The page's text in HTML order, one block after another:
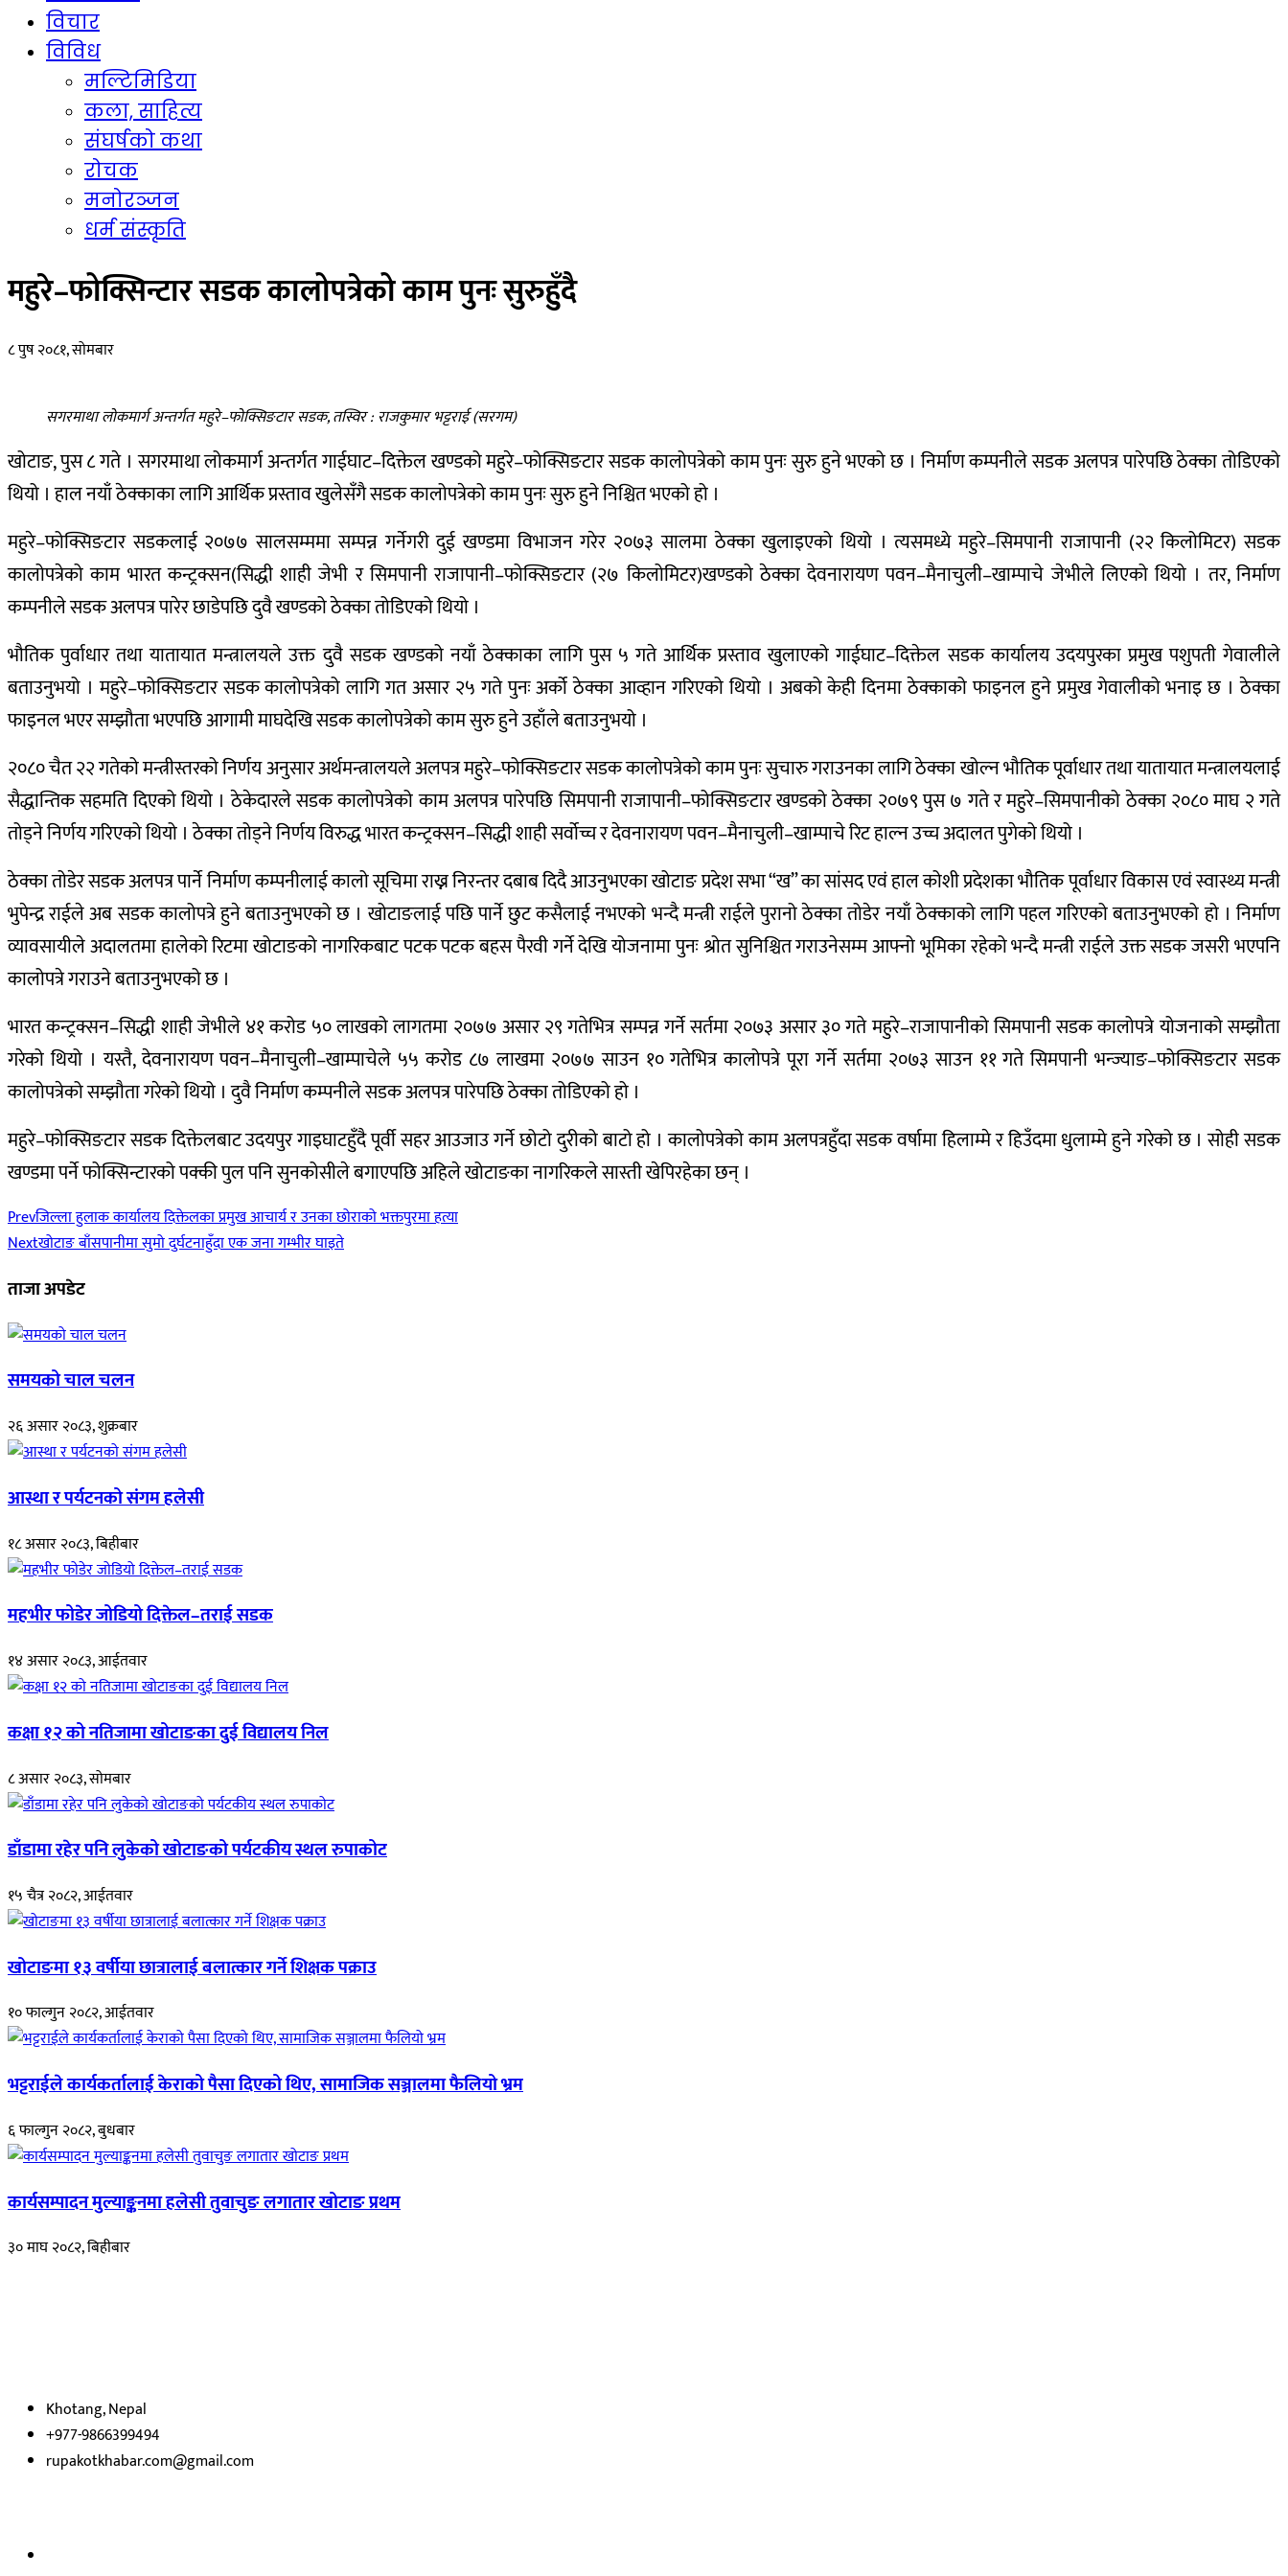
विचार
विविध
मल्टिमिडिया
कला, साहित्य
संघर्षको कथा
रोचक
मनोरञ्जन
धर्म संस्कृति
महुरे–फोक्सिन्टार सडक कालोपत्रेको काम पुनः सुरुहुँदै
८ पुष २०८१, सोमबार
सगरमाथा लोकमार्ग अन्तर्गत महुरे–फोक्सिङटार सडक, तस्विर : राजकुमार भट्टराई (सरगम)
खोटाङ, पुस ८ गते । सगरमाथा लोकमार्ग अन्तर्गत गाईघाट–दिक्तेल खण्डको महुरे–फोक्सिङटार सडक कालोपत्रेको काम पुनः सुरु हुने भएको छ । निर्माण कम्पनीले सडक अलपत्र पारेपछि ठेक्का तोडिएको
थियो । हाल नयाँ ठेक्काका लागि आर्थिक प्रस्ताव खुलेसँगै सडक कालोपत्रेको काम पुनः सुरु हुने निश्चित भएको हो ।
महुरे–फोक्सिङटार सडकलाई २०७७ सालसम्ममा सम्पन्न गर्नेगरी दुई खण्डमा विभाजन गरेर २०७३ सालमा ठेक्का खुलाइएको थियो । त्यसमध्ये महुरे–सिमपानी राजापानी (२२ किलोमिटर) सडक
कालोपत्रेको काम भारत कन्ट्रक्सन(सिद्धी शाही जेभी र सिमपानी राजापानी–फोक्सिङटार (२७ किलोमिटर)खण्डको ठेक्का देवनारायण पवन–मैनाचुली–खाम्पाचे जेभीले लिएको थियो । तर, निर्माण
कम्पनीले सडक अलपत्र पारेर छाडेपछि दुवै खण्डको ठेक्का तोडिएको थियो ।
भौतिक पुर्वाधार तथा यातायात मन्त्रालयले उक्त दुवै सडक खण्डको नयाँ ठेक्काका लागि पुस ५ गते आर्थिक प्रस्ताव खुलाएको गाईघाट–दिक्तेल सडक कार्यालय उदयपुरका प्रमुख पशुपती गेवालीले
बताउनुभयो । महुरे–फोक्सिङटार सडक कालोपत्रेको लागि गत असार २५ गते पुनः अर्को ठेक्का आव्हान गरिएको थियो । अबको केही दिनमा ठेक्काको फाइनल हुने प्रमुख गेवालीको भनाइ छ । ठेक्का
फाइनल भएर सम्झौता भएपछि आगामी माघदेखि सडक कालोपत्रेको काम सुरु हुने उहाँले बताउनुभयो ।
२०८० चैत २२ गतेको मन्त्रीस्तरको निर्णय अनुसार अर्थमन्त्रालयले अलपत्र महुरे–फोक्सिङटार सडक कालोपत्रेको काम पुनः सुचारु गराउनका लागि ठेक्का खोल्न भौतिक पूर्वाधार तथा यातायात मन्त्रालयलाई
सैद्धान्तिक सहमति दिएको थियो । ठेकेदारले सडक कालोपत्रेको काम अलपत्र पारेपछि सिमपानी राजापानी–फोक्सिङटार खण्डको ठेक्का २०७९ पुस ७ गते र महुरे–सिमपानीको ठेक्का २०८० माघ २ गते
तोड्ने निर्णय गरिएको थियो । ठेक्का तोड्ने निर्णय विरुद्ध भारत कन्ट्रक्सन–सिद्धी शाही सर्वोच्च र देवनारायण पवन–मैनाचुली–खाम्पाचे रिट हाल्न उच्च अदालत पुगेको थियो ।
ठेक्का तोडेर सडक अलपत्र पार्ने निर्माण कम्पनीलाई कालो सूचिमा राख्न निरन्तर दबाब दिदै आउनुभएका खोटाङ प्रदेश सभा “ख” का सांसद एवं हाल कोशी प्रदेशका भौतिक पूर्वाधार विकास एवं स्वास्थ्य मन्त्री
भुपेन्द्र राईले अब सडक कालोपत्रे हुने बताउनुभएको छ । खोटाङलाई पछि पार्ने छुट कसैलाई नभएको भन्दै मन्त्री राईले पुरानो ठेक्का तोडेर नयाँ ठेक्काको लागि पहल गरिएको बताउनुभएको हो । निर्माण
व्यावसायीले अदालतमा हालेको रिटमा खोटाङको नागरिकबाट पटक पटक बहस पैरवी गर्ने देखि योजनामा पुनः श्रोत सुनिश्चित गराउनेसम्म आफ्नो भूमिका रहेको भन्दै मन्त्री राईले उक्त सडक जसरी भएपनि
कालोपत्रे गराउने बताउनुभएको छ ।
भारत कन्ट्रक्सन–सिद्धी शाही जेभीले ४१ करोड ५० लाखको लागतमा २०७७ असार २९ गतेभित्र सम्पन्न गर्ने सर्तमा २०७३ असार ३० गते महुरे–राजापानीको सिमपानी सडक कालोपत्रे योजनाको सम्झौता
गरेको थियो । यस्तै, देवनारायण पवन–मैनाचुली–खाम्पाचेले ५५ करोड ८७ लाखमा २०७७ साउन १० गतेभित्र कालोपत्रे पूरा गर्ने सर्तमा २०७३ साउन ११ गते सिमपानी भन्ज्याङ–फोक्सिङटार सडक
कालोपत्रेको सम्झौता गरेको थियो । दुवै निर्माण कम्पनीले सडक अलपत्र पारेपछि ठेक्का तोडिएको हो ।
महुरे–फोक्सिङटार सडक दिक्तेलबाट उदयपुर गाइघाटहुँदै पूर्वी सहर आउजाउ गर्ने छोटो दुरीको बाटो हो । कालोपत्रेको काम अलपत्रहुँदा सडक वर्षामा हिलाम्मे र हिउँदमा धुलाम्मे हुने गरेको छ । सोही सडक
खण्डमा पर्ने फोक्सिन्टारको पक्की पुल पनि सुनकोसीले बगाएपछि अहिले खोटाङका नागरिकले सास्ती खेपिरहेका छन् ।
Prevजिल्ला हुलाक कार्यालय दिक्तेलका प्रमुख आचार्य र उनका छोराको भक्तपुरमा हत्या
Nextखोटाङ बाँसपानीमा सुमो दुर्घटनाहुँदा एक जना गम्भीर घाइते
ताजा अपडेट
समयको चाल चलन
२६ असार २०८३, शुक्रबार
आस्था र पर्यटनको संगम हलेसी
१८ असार २०८३, बिहीबार
महभीर फोडेर जोडियो दिक्तेल–तराई सडक
१४ असार २०८३, आईतवार
कक्षा १२ को नतिजामा खोटाङका दुई विद्यालय निल
८ असार २०८३, सोमबार
डाँडामा रहेर पनि लुकेको खोटाङको पर्यटकीय स्थल रुपाकोट
१५ चैत्र २०८२, आईतवार
खोटाङमा १३ वर्षीया छात्रालाई बलात्कार गर्ने शिक्षक पक्राउ
१० फाल्गुन २०८२, आईतवार
भट्टराईले कार्यकर्तालाई केराको पैसा दिएको थिए, सामाजिक सञ्जालमा फैलियो भ्रम
६ फाल्गुन २०८२, बुधबार
कार्यसम्पादन मुल्याङ्कनमा हलेसी तुवाचुङ लगातार खोटाङ प्रथम
३० माघ २०८२, बिहीबार
Khotang, Nepal
+977-9866399494
rupakotkhabar.com@gmail.com